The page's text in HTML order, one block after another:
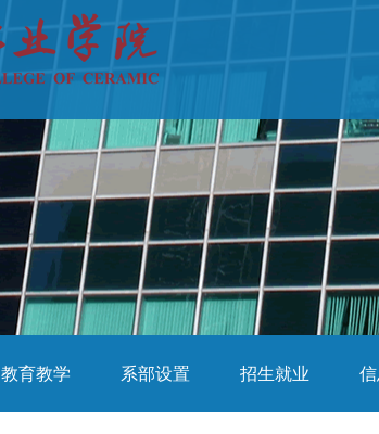
教育教学 系部设置 招生就业